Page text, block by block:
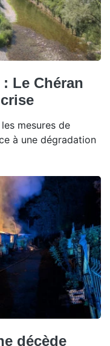
Le Chéran
mesures de
à une dégradation
décède